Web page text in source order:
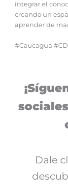
integrar el
creando un
aprender de
#Caucagua
Dale